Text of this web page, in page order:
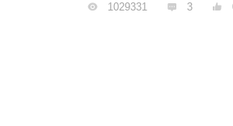
 1029331  3 